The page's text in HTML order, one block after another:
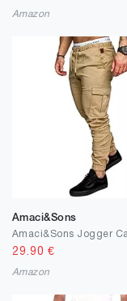
Amazon
Amaci&Sons
29.90 €
Amazon